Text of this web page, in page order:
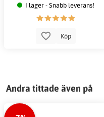
I lager - Snabb leverans!
Köp
Andra tittade även på